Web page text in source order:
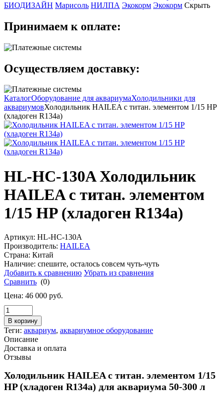
БИОДИЗАЙН Марисоль НИЛПА Экокорм Экокорм Скрыть
Принимаем к оплате:
Осуществляем доставку:
КаталогОборудование для аквариумаХолодильники для
аквариумовХолодильник HAILEA с титан. элементом 1/15 HP
(хладоген R134a)
HL-HC-130A Холодильник
HAILEA с титан. элементом
1/15 HP (хладоген R134a)
Артикул: HL-HC-130A
Производитель: HAILEA
Страна: Китай
Наличие: cпешите, осталось совсем чуть-чуть
Добавить к сравнению Убрать из сравнения
Сравнить (0)
Цена: 46 000 руб.
В корзину
Теги: аквариум, аквариумное оборудование
Описание
Доставка и оплата
Отзывы
Холодильник HAILEA с титан. элементом 1/15
HP (хладоген R134a) для аквариума 50-300 л